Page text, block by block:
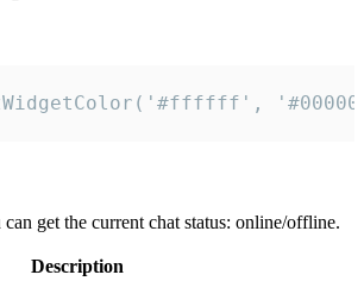
get the current chat status: online/offline.
Description